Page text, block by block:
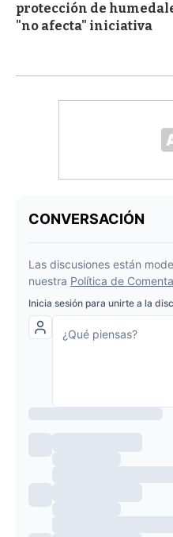
protección de
"no afecta" iniciativa